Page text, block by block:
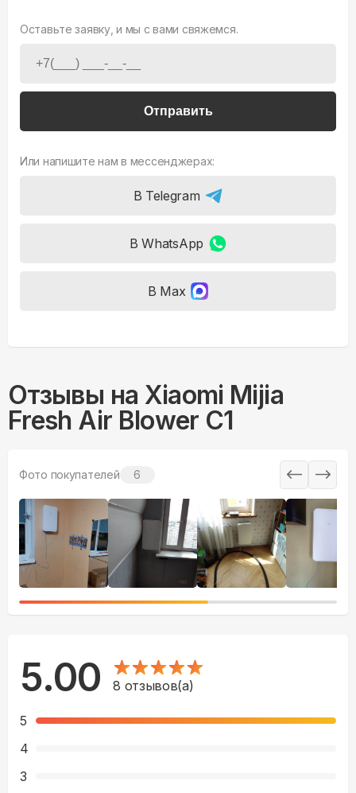
Оставьте заявку, и мы с вами свяжемся.
Отправить
Или напишите нам в мессенджерах:
В Telegram
В WhatsApp
В Max
Отзывы на Xiaomi Mijia
Fresh Air Blower C1
Фото покупателей 6
5.00 8 отзывов(а)
5
4
3